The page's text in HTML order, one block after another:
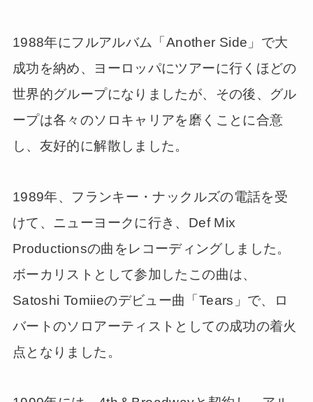
1988年にフルアルバム「Another Side」で大
成功を納め、ヨーロッパにツアーに行くほどの
世界的グループになりましたが、その後、グル
ープは各々のソロキャリアを磨くことに合意
し、友好的に解散しました。
1989年、フランキー・ナックルズの電話を受
けて、ニューヨークに行き、Def Mix
Productionsの曲をレコーディングしました。
ボーカリストとして参加したこの曲は、
Satoshi Tomiieのデビュー曲「Tears」で、ロ
バートのソロアーティストとしての成功の着火
点となりました。